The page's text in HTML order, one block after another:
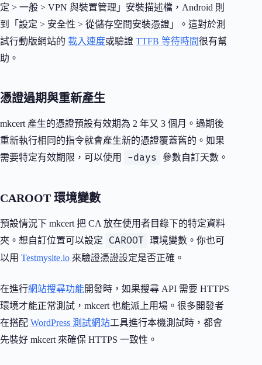
定 > 一般 > VPN 與裝置管理」安裝描述檔，Android 則
到「設定 > 安全性 > 從儲存空間安裝憑證」。這對於測
試行動版網站的 載入速度或驗證 TTFB 等待時間很有幫
助。
憑證過期與重新產生
mkcert 產生的憑證預設有效期為 2 年又 3 個月。過期後
重新執行相同的指令就會產生新的憑證覆蓋舊的。如果
需要特定有效期限，可以使用
-days 參數自訂天數。
CAROOT 環境變數
預設情況下 mkcert 把 CA 放在使用者目錄下的特定資料
夾。想自訂位置可以設定
CAROOT 環境變數。你也可
以用 Testmysite.io 來驗證憑證設定是否正確。
在進行網站搜尋功能開發時，如果搜尋 API 需要 HTTPS
環境才能正常測試，mkcert 也能派上用場。很多開發者
在搭配 WordPress 測試網站工具進行本機測試時，都會
先裝好 mkcert 來確保 HTTPS 一致性。